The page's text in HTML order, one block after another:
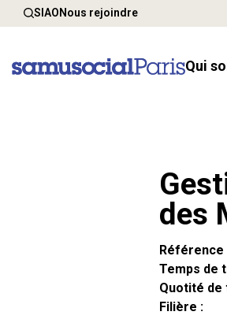
SIAONous rejoindre
Qui
des
Référence
Temps de
Quotité de
Filière :